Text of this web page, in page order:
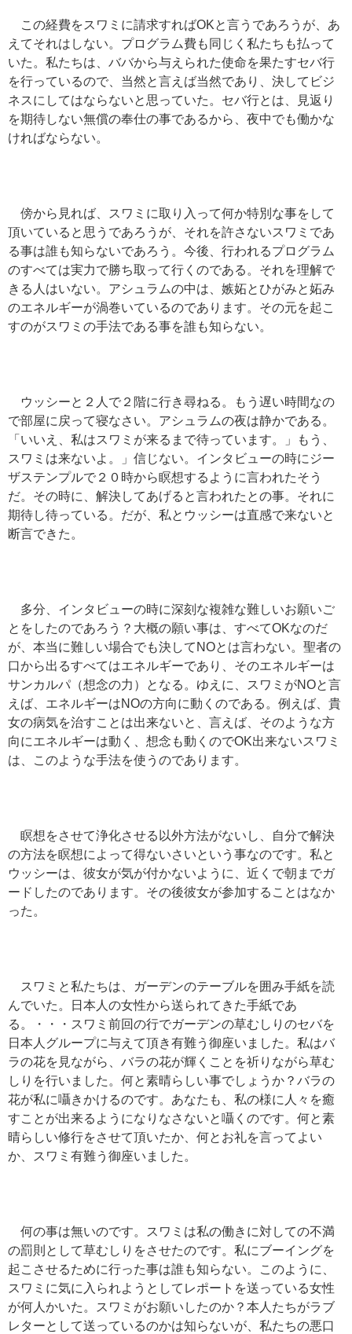
この経費をスワミに請求すればOKと言うであろうが、あ
えてそれはしない。プログラム費も同じく私たちも払って
いた。私たちは、ババから与えられた使命を果たすセバ行
を行っているので、当然と言えば当然であり、決してビジ
ネスにしてはならないと思っていた。セバ行とは、見返り
を期待しない無償の奉仕の事であるから、夜中でも働かな
ければならない。
傍から見れば、スワミに取り入って何か特別な事をして
頂いていると思うであろうが、それを許さないスワミであ
る事は誰も知らないであろう。今後、行われるプログラム
のすべては実力で勝ち取って行くのである。それを理解で
きる人はいない。アシュラムの中は、嫉妬とひがみと妬み
のエネルギーが渦巻いているのであります。その元を起こ
すのがスワミの手法である事を誰も知らない。
ウッシーと２人で２階に行き尋ねる。もう遅い時間なの
で部屋に戻って寝なさい。アシュラムの夜は静かである。
「いいえ、私はスワミが来るまで待っています。」もう、
スワミは来ないよ。」信じない。インタビューの時にジー
ザステンプルで２０時から瞑想するように言われたそう
だ。その時に、解決してあげると言われたとの事。それに
期待し待っている。だが、私とウッシーは直感で来ないと
断言できた。
多分、インタビューの時に深刻な複雑な難しいお願いご
とをしたのであろう？大概の願い事は、すべてOKなのだ
が、本当に難しい場合でも決してNOとは言わない。聖者の
口から出るすべてはエネルギーであり、そのエネルギーは
サンカルパ（想念の力）となる。ゆえに、スワミがNOと言
えば、エネルギーはNOの方向に動くのである。例えば、貴
女の病気を治すことは出来ないと、言えば、そのような方
向にエネルギーは動く、想念も動くのでOK出来ないスワミ
は、このような手法を使うのであります。
瞑想をさせて浄化させる以外方法がないし、自分で解決
の方法を瞑想によって得ないさいという事なのです。私と
ウッシーは、彼女が気が付かないように、近くで朝までガ
ードしたのであります。その後彼女が参加することはなか
った。
スワミと私たちは、ガーデンのテーブルを囲み手紙を読
んでいた。日本人の女性から送られてきた手紙であ
る。・・・スワミ前回の行でガーデンの草むしりのセバを
日本人グループに与えて頂き有難う御座いました。私はバ
ラの花を見ながら、バラの花が輝くことを祈りながら草む
しりを行いました。何と素晴らしい事でしょうか？バラの
花が私に囁きかけるのです。あなたも、私の様に人々を癒
すことが出来るようになりなさないと囁くのです。何と素
晴らしい修行をさせて頂いたか、何とお礼を言ってよい
か、スワミ有難う御座いました。
何の事は無いのです。スワミは私の働きに対しての不満
の罰則として草むしりをさせたのです。私にブーイングを
起こさせるために行った事は誰も知らない。このように、
スワミに気に入られようとしてレポートを送っている女性
が何人かいた。スワミがお願いしたのか？本人たちがラブ
レターとして送っているのかは知らないが、私たちの悪口